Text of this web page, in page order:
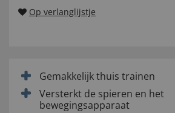
Op verlanglijstje
Gemakkelijk thuis trainen
Versterkt de spieren en het
bewegingsapparaat